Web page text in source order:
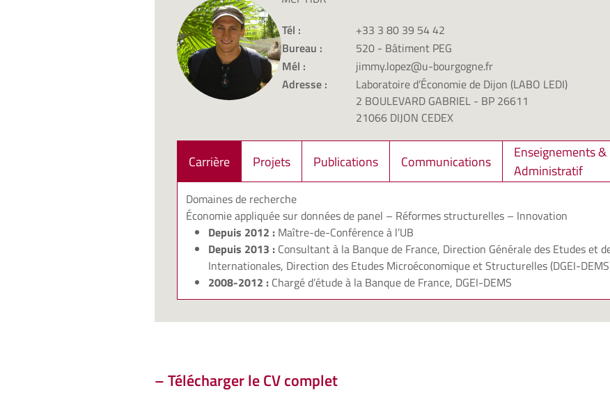
Tél :
+33 3 80 39 54 42
Bureau :
520 - Bâtiment PEG
Mél :
jimmy.lopez@u-bourgogne.fr
Adresse :
Laboratoire d’Économie de Dijon (LABO LEDI)
2 BOULEVARD GABRIEL - BP 26611
21066 DIJON CEDEX
Carrière Projets Publications Communications
Enseignements &
Administratif
Domaines de recherche
Économie appliquée sur données de panel – Réformes structurelles – Innovation
Depuis 2012 : Maître-de-Conférence à l’UB
Depuis 2013 : Consultant à la Banque de France, Direction Générale des Etudes et
Internationales, Direction des Etudes Microéconomique et Structurelles (DGEI-
2008-2012 : Chargé d’étude à la Banque de France, DGEI-DEMS
–Télécharger le CV complet